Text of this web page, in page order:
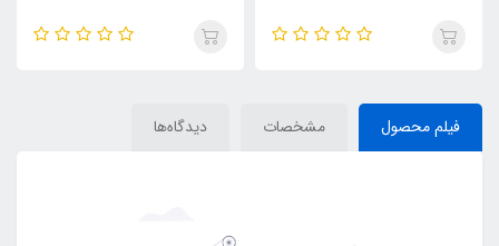
فیلم محصول مشخصات دیدگاه‌ها